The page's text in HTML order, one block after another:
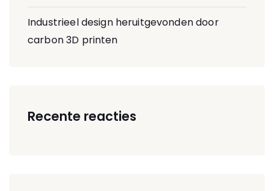
Industrieel design heruitgevonden door
carbon 3D printen
Recente reacties